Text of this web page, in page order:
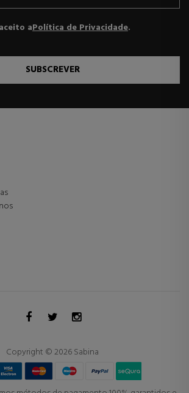
aPolítica de Privacidade.
SUBSCREVER
Copyright © 2026 Sabina